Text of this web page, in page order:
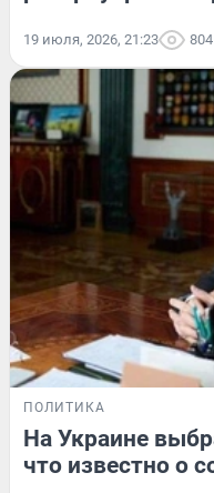
19 июля, 2026, 21:23 804
ПОЛИТИКА
На Украине
что известно о